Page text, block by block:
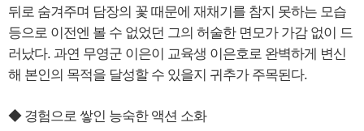
뒤로 숨겨주며 담장의 꽃 때문에 재채기를 참지 못하는 모습
등으로 이전엔 볼 수 없었던 그의 허술한 면모가 가감 없이 드
러났다. 과연 무영군 이은이 교육생 이은호로 완벽하게 변신
해 본인의 목적을 달성할 수 있을지 귀추가 주목된다.
◆ 경험으로 쌓인 능숙한 액션 소화